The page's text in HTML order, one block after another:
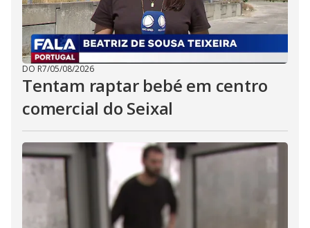
DO R7/05/08/2026
Tentam raptar bebé em centro
comercial do Seixal